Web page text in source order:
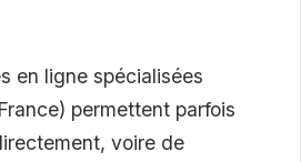
en ligne spécialisées
permettent parfois
voire de